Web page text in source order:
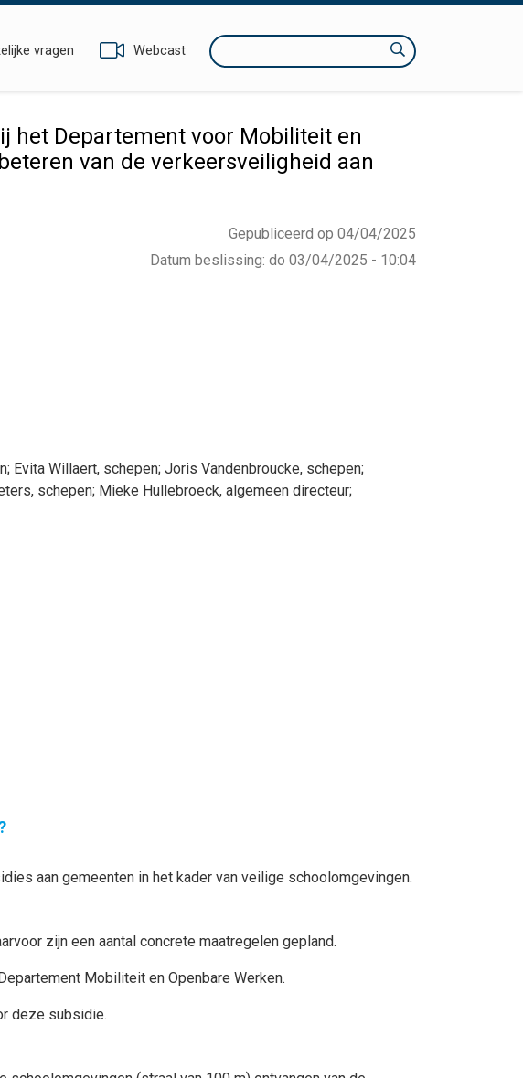
vragen Webcast Zoeken
het Departement voor Mobiliteit en
van de verkeersveiligheid aan
Gepubliceerd op 04/04/2025
Datum beslissing: do 03/04/2025 - 10:04
; Evita Willaert, schepen; Joris Vandenbroucke, schepen;
, schepen; Mieke Hullebroeck, algemeen directeur;
aan gemeenten in het kader van veilige schoolomgevingen.
zijn een aantal concrete maatregelen gepland.
Mobiliteit en Openbare Werken.
deze subsidie.